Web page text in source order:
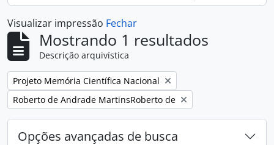
Visualizar impressão Fechar
Mostrando 1 resultados
Descrição arquivística
Remover filtro:
Projeto Memória Científica Nacional
Remover filtro:
Roberto de Andrade MartinsRoberto de
Opções avançadas de busca